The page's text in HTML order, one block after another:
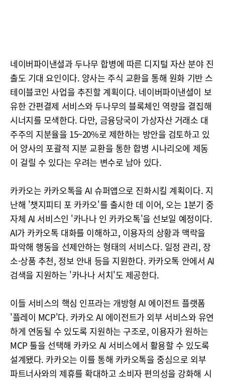
네이버파이낸셜과 두나무 합병에 따른 디지털 자산 분야 진
출도 기대 요인이다. 양사는 주식 교환을 통해 원화 기반 스
테이블코인 사업을 추진할 계획이다. 네이버파이낸셜이 보
유한 간편결제 서비스와 두나무의 블록체인 역량을 결집해
시너지를 모색한다. 다만, 금융당국이 가상자산 거래소 대
주주의 지분율을 15~20%로 제한하는 방안을 검토하고 있
어 양사의 포괄적 지분 교환을 통한 합병 시나리오에 제동
이 걸릴 수 있다는 우려는 변수로 남아 있다.
카카오는 카카오톡을 AI 슈퍼앱으로 진화시킬 계획이다. 지
난해 '챗지피티 포 카카오'를 출시한 데 이어, 오는 1분기 중
자체 AI 서비스인 '카나나 인 카카오톡'을 선보일 예정이다.
AI가 카카오톡 대화를 이해하고, 이용자의 상황과 맥락을
파악해 행동을 선제안하는 형태의 서비스다. 일정 관리, 장
소·상품 추천, 정보 안내 등을 지원한다. 카카오톡 안에서 AI
검색을 지원하는 '카나나 서치'도 제공한다.
이들 서비스의 핵심 인프라는 개방형 AI 에이전트 플랫폼
'플레이 MCP'다. 카카오 AI 에이전트가 외부 서비스와 유연
하게 연동될 수 있도록 지원하는 구조로, 이용자가 원하는
MCP 툴을 선택해 카카오 AI 서비스에서 활용할 수 있도록
설계됐다. 카카오는 이를 통해 카카오톡을 중심으로 외부
파트너사와의 제휴를 확대하고 소비자 편의성을 강화해 시